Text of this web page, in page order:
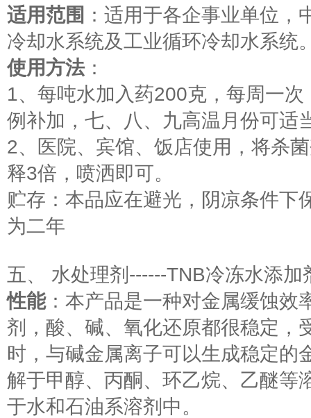
适用范围 ：适用于各企事业单位，
冷却水系统及工业循环冷却水系统
使用方法：
1、每吨水加入药200克，每周一次
例补加，七、八、九高温月份可适
2、医院、宾馆、饭店使用，将杀
释3倍，喷洒即可。
贮存：本品应在避光，阴凉条件下
为二年
五、 水处理剂------TNB冷冻水添加
性能：本产品是一种对金属缓蚀效
剂，酸、碱、氧化还原都很稳定，
时，与碱金属离子可以生成稳定的
解于甲醇、丙酮、环乙烷、乙醚等
于水和石油系溶剂中。